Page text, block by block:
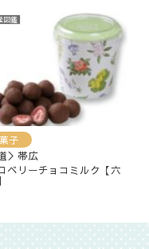
図鑑
子
＞帯広
ベリーチョコミルク【六